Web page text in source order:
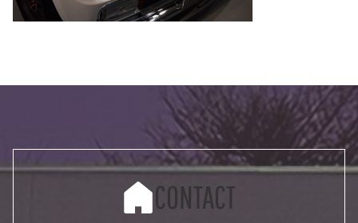
CONTACT